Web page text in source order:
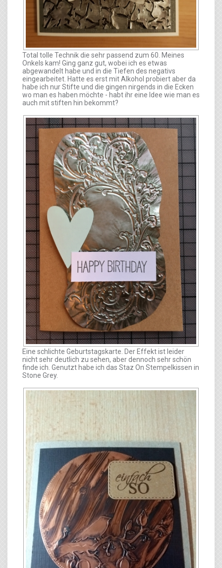
Total tolle Technik die sehr passend zum 60. Meines
Onkels kam! Ging ganz gut, wobei ich es etwas
abgewandelt habe und in die Tiefen des negativs
eingearbeitet. Hatte es erst mit Alkohol probiert aber da
habe ich nur Stifte und die gingen nirgends in die Ecken
wo man es haben möchte - habt ihr eine Idee wie man es
auch mit stiften hin bekommt?
Eine schlichte Geburtstagskarte. Der Effekt ist leider
nicht sehr deutlich zu sehen, aber dennoch sehr schön
finde ich. Genutzt habe ich das Staz On Stempelkissen in
Stone Grey.